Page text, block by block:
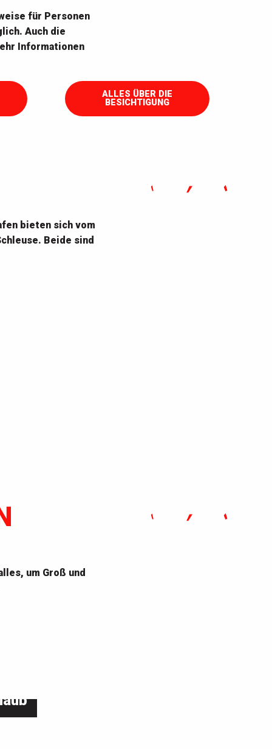
für Personen
Auch die
Informationen
ALLES ÜBER DIE
BESICHTIGUNG
bieten sich vom
Beide sind
um Groß und